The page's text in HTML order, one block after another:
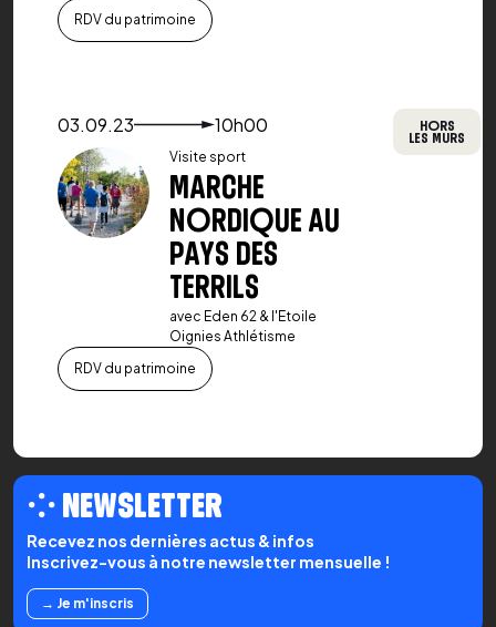
RDV du patrimoine
Voir le détail de l'événement
03.09.23 10h00
RDV du patrimoine
Visite sport
MARCHE
NORDIQUE AU
PAYS DES
TERRILS
avec Eden 62 & l'Etoile
Oignies Athlétisme
HORS
LES MURS
⁘ NEWSLETTER
Recevez nos dernières actus & infos
Inscrivez-vous à notre newsletter mensuelle !
→ Je m'inscris